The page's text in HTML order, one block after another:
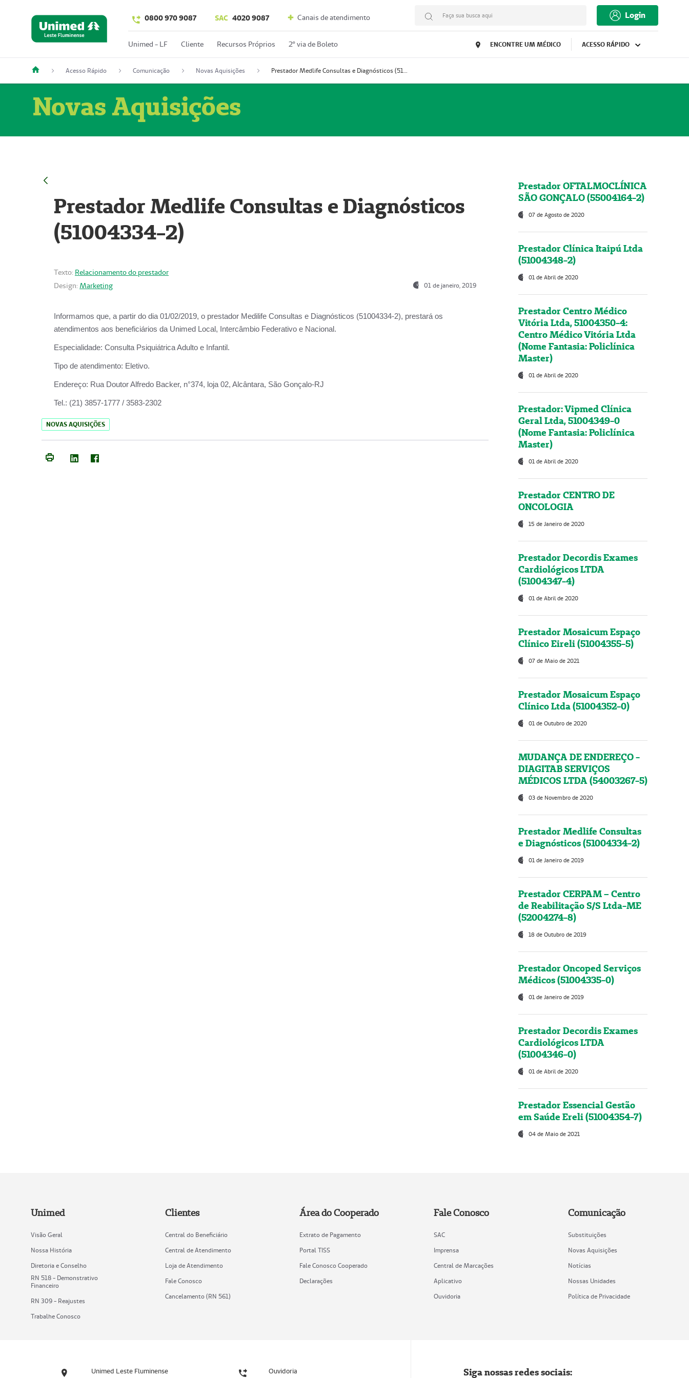
0800 970 9087 SAC 4020 9087 Canais de atendimento Faça sua busca aqui Login
Unimed - LF Cliente Recursos Próprios 2º via de Boleto ENCONTRE UM MÉDICO ACESSO RÁPIDO
Acesso Rápido Comunicação Novas Aquisições Prestador Medlife Consultas e Diagnósticos (51004334-2)
Novas Aquisições
Prestador Medlife Consultas e Diagnósticos
(51004334-2)
Texto: Relacionamento do prestador
Design: Marketing 01 de janeiro, 2019
Informamos que, a partir do dia 01/02/2019, o prestador Medilife Consultas e Diagnósticos (51004334-2), prestará os
atendimentos aos beneficiários da Unimed Local, Intercâmbio Federativo e Nacional.
Especialidade: Consulta Psiquiátrica Adulto e Infantil.
Tipo de atendimento: Eletivo.
Endereço: Rua Doutor Alfredo Backer, n°374, loja 02, Alcântara, São Gonçalo-RJ
Tel.: (21) 3857-1777 / 3583-2302
NOVAS AQUISIÇÕES
Prestador OFTALMOCLÍNICA
SÃO GONÇALO (55004164-2)
07 de Agosto de 2020
Prestador Clínica Itaipú Ltda
(51004348-2)
01 de Abril de 2020
Prestador Centro Médico
Vitória Ltda, 51004350-4:
Centro Médico Vitória Ltda
(Nome Fantasia: Policlínica
Master)
01 de Abril de 2020
Prestador: Vipmed Clínica
Geral Ltda, 51004349-0
(Nome Fantasia: Policlínica
Master)
01 de Abril de 2020
Prestador CENTRO DE
ONCOLOGIA
15 de Janeiro de 2020
Prestador Decordis Exames
Cardiológicos LTDA
(51004347-4)
01 de Abril de 2020
Prestador Mosaicum Espaço
Clínico Eireli (51004355-5)
07 de Maio de 2021
Prestador Mosaicum Espaço
Clínico Ltda (51004352-0)
01 de Outubro de 2020
MUDANÇA DE ENDEREÇO -
DIAGITAB SERVIÇOS
MÉDICOS LTDA (54003267-5)
03 de Novembro de 2020
Prestador Medlife Consultas
e Diagnósticos (51004334-2)
01 de Janeiro de 2019
Prestador CERPAM – Centro
de Reabilitação S/S Ltda-ME
(52004274-8)
18 de Outubro de 2019
Prestador Oncoped Serviços
Médicos (51004335-0)
01 de Janeiro de 2019
Prestador Decordis Exames
Cardiológicos LTDA
(51004346-0)
01 de Abril de 2020
Prestador Essencial Gestão
em Saúde Ereli (51004354-7)
04 de Maio de 2021
Unimed
Visão Geral
Nossa História
Diretoria e Conselho
RN 518 - Demonstrativo
Financeiro
RN 309 - Reajustes
Trabalhe Conosco
Clientes
Central do Beneficiário
Central de Atendimento
Loja de Atendimento
Fale Conosco
Cancelamento (RN 561)
Área do Cooperado
Extrato de Pagamento
Portal TISS
Fale Conosco Cooperado
Declarações
Fale Conosco
SAC
Imprensa
Central de Marcações
Aplicativo
Ouvidoria
Comunicação
Substituições
Novas Aquisições
Notícias
Nossas Unidades
Política de Privacidade
Unimed Leste Fluminense Ouvidoria Siga nossas redes sociais: